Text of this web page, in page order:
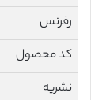
رفرنس
کد محصول
نشریه